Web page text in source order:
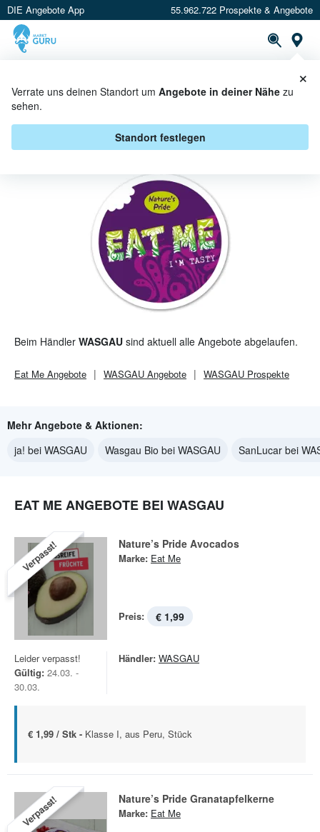
DIE Angebote App 55.962.722 Prospekte & Angebote
Verrate uns deinen Standort um Angebote in deiner Nähe zu
sehen.
Standort festlegen
×
EAT ME BEI WASGAU - ANGEBOTE
& AKTIONEN
Beim Händler WASGAU sind aktuell alle Angebote abgelaufen.
Eat Me Angebote WASGAU Angebote WASGAU Prospekte
Mehr Angebote & Aktionen:
ja! bei WASGAU
Wasgau Bio bei WASGAU SanLucar bei
EAT ME ANGEBOTE BEI WASGAU
Verpasst! Nature’s Pride Avocados
Marke: Eat Me
Preis: € 1,99
Leider verpasst!
Gültig: 24.03. -
30.03.
Händler: WASGAU
€ 1,99 / Stk - Klasse I, aus Peru, Stück
Verpasst! Nature’s Pride Granatapfelkerne
Marke: Eat Me